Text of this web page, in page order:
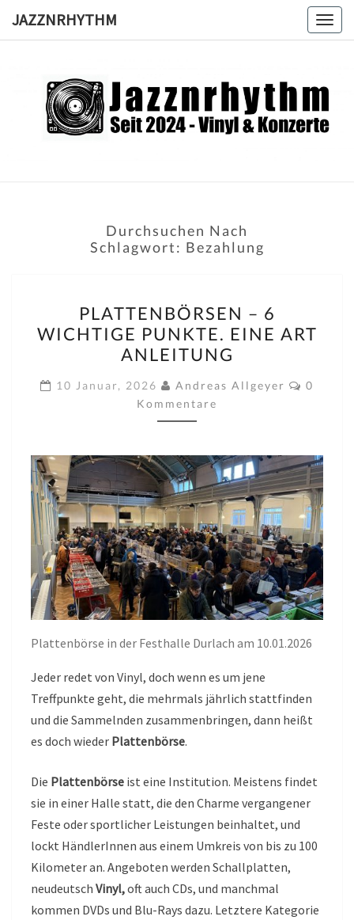
JAZZNRHYTHM
Seit
2024 –
Durchsuchen Nach
Schlagwort: Bezahlung
–
6
WICHTIGE
PUNKTE.
EINE
ART
PLATTENBÖRSEN – 6
WICHTIGE PUNKTE. EINE ART
ANLEITUNG
10 Januar, 2026 Andreas Allgeyer
0
Kommentare
Plattenbörse in der Festhalle Durlach am 10.01.2026
Jeder redet von Vinyl, doch wenn es um jene
Treffpunkte geht, die mehrmals jährlich stattfinden
und die Sammelnden zusammenbringen, dann heißt
es doch wieder Plattenbörse.
Die Plattenbörse ist eine Institution. Meistens findet
sie in einer Halle statt, die den Charme vergangener
Feste oder sportlicher Leistungen beinhaltet, und
lockt HändlerInnen aus einem Umkreis von bis zu 100
Kilometer an. Angeboten werden Schallplatten,
neudeutsch Vinyl,oft auch CDs, und manchmal
kommen DVDs und Blu-Rays dazu. Letztere Kategorie